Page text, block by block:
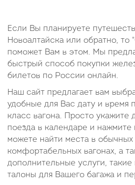
Если Вы планируете
Новоалтайска или обратно, то
поможет Вам в этом. Мы
быстрый способ покупки
билетов по России онлайн.
Наш сайт предлагает вам
удобные для Вас дату и время
класс вагона. Просто укажите
поезда в календаре и нажмите
можете найти места в обычных
комфортабельных вагонах, а
дополнительные услуги, такие
талоны для Вашего багажа и
Октябрь
5
6 7 8
12
13 14 15
19
20 21 22